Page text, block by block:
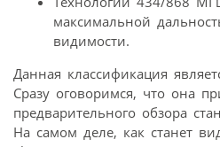
максимальной
видимости.
Данная классификация
Сразу оговоримся, что она
предварительного обзора
На самом деле, как станет